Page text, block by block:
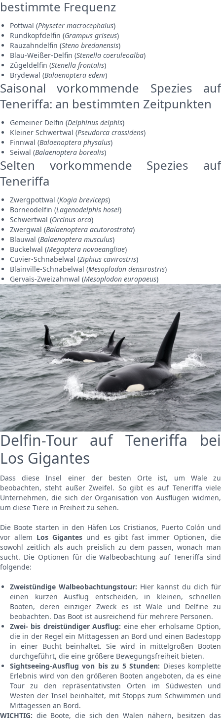
bestimmte Frequenz
Pottwal (Physeter macrocephalus)
Rundkopfdelfin (Grampus griseus)
Rauzahndelfin (Steno bredanensis)
Blau-Weißer-Delfin (Stenella coeruleoalba)
Zügeldelfin (Stenella frontalis)
Brydewal (Balaenoptera edeni)
Saisonal vorkommende Spezies auf
Teneriffa: an bestimmten Zeitpunkten
Gemeiner Delfin (Delphinus delphis)
Kleiner Schwertwal (Pseudorca crassidens)
Finnwal (Balaenoptera physalus)
Seiwal (Balaenoptera borealis)
Selten vorkommende Spezies auf
Teneriffa
Zwergpottwal (Kogia breviceps)
Borneodelfin (Lagenodelphis hosei)
Schwertwal (Orcinus orca)
Zwergwal (Balaenoptera acutorostrata)
Blauwal (Balaenoptera musculus)
Buckelwal (Megaptera novaeangliae)
Cuvier-Schnabelwal (Ziphius cavirostris)
Blainville-Schnabelwal (Mesoplodon densirostris)
Gervais-Zweizahnwal (Mesoplodon europaeus)
Delfin-Tour auf Teneriffa bei
Los Gigantes
Dass diese Insel einer der besten Orte ist, um Wale zu
beobachten, steht außer Zweifel. So gibt es auf Teneriffa viele
Unternehmen, die sich der Organisation von Ausflügen widmen,
um diese Tiere in Freiheit zu sehen.
Die Boote starten in den Häfen Los Cristianos, Puerto Colón und
vor allem Los Gigantesund es gibt fast immer Optionen, die
sowohl zeitlich als auch preislich zu dem passen, wonach man
sucht. Die Optionen für die Walbeobachtung auf Teneriffa sind
folgende:
Zweistündige Walbeobachtungstour: Hier kannst du dich für
einen kurzen Ausflug entscheiden, in kleinen, schnellen
Booten, deren einziger Zweck es ist Wale und Delfine zu
beobachten. Das Boot ist ausreichend für mehrere Personen.
Zwei- bis dreistündiger Ausflug: eine eher erholsame Option,
die in der Regel ein Mittagessen an Bord und einen Badestopp
in einer Bucht beinhaltet. Sie wird in mittelgroßen Booten
durchgeführt, die eine größere Bewegungsfreiheit bieten.
Sightseeing-Ausflug von bis zu 5 Stunden: Dieses komplette
Erlebnis wird von den größeren Booten angeboten, da es eine
Tour zu den repräsentativsten Orten im Südwesten und
Westen der Insel beinhaltet, mit Stopps zum Schwimmen und
Mittagessen an Bord.
WICHTIG: die Boote, die sich den Walen nähern, besitzen das